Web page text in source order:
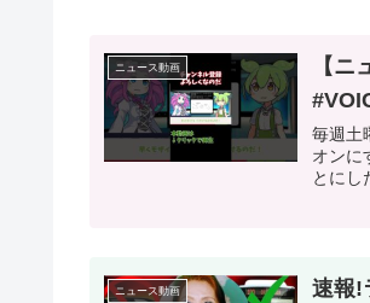
ニュース動画
【
毎週土
オンに
とにし
ニュース動画 速報!